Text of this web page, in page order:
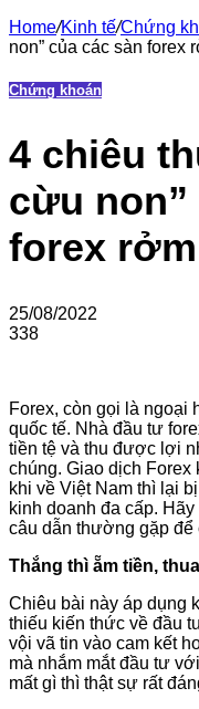
Home/Kinh tế/Chứng
non” của các sàn forex
Chứng khoán
4 chiêu
cừu non”
forex rởm
25/08/2022
338
Forex, còn gọi là ngoại
quốc tế. Nhà đầu tư
tiền tệ và thu được lợi
chúng. Giao dịch
khi về Việt Nam thì lại
kinh doanh đa cấp.
câu dẫn thường gặp để
Thắng thì ẵm tiền,
Chiêu bài này áp dụng
thiếu kiến thức về đầu
vội vã tin vào cam kết
mà nhắm mắt đầu tư
mất gì thì thật sự rất